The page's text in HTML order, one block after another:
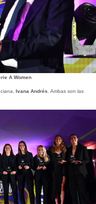
A Women
Ivana Andrés . Ambas son las